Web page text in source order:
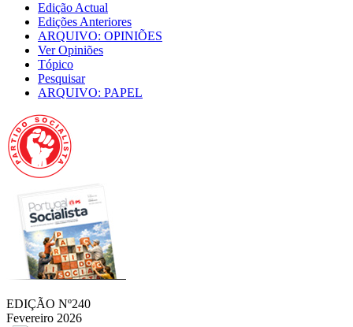
Edição Actual
Edições Anteriores
ARQUIVO: OPINIÕES
Ver Opiniões
Tópico
Pesquisar
ARQUIVO: PAPEL
EDIÇÃO Nº240
Fevereiro 2026